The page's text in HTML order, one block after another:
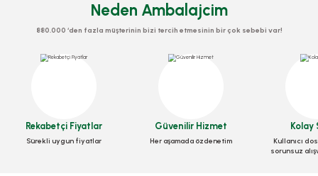
27,07 TL + KDV 57,75 TL+ KDV
Neden Ambalajcim
880.000 ‘den fazla müşterinin bizi tercih etmesinin bir çok sebebi var!
Rekabetçi Fiyatlar
Sürekli uygun fiyatlar
Güvenilir Hizmet
Her aşamada özdenetim
Kolay
Kullanıcı
sorunsuz